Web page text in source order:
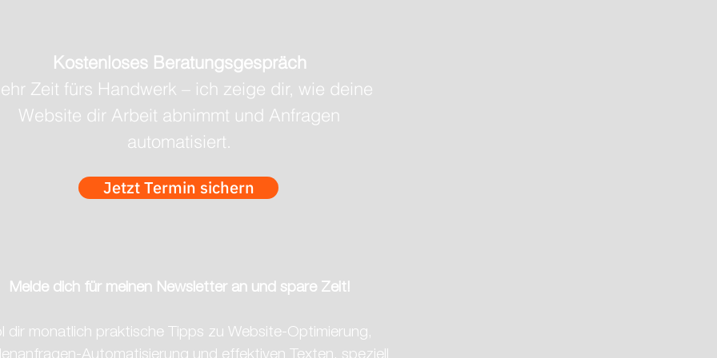
Goldene für Brunner Winzer
Kostenloses Beratungsgespräch
Zeit fürs Handwerk – ich zeige dir, wie deine
Website dir Arbeit abnimmt und Anfragen
automatisiert.
Jetzt Termin sichern
Melde dich für meinen Newsletter an und spare Zeit!
dir monatlich praktische Tipps zu Website-Optimierung,